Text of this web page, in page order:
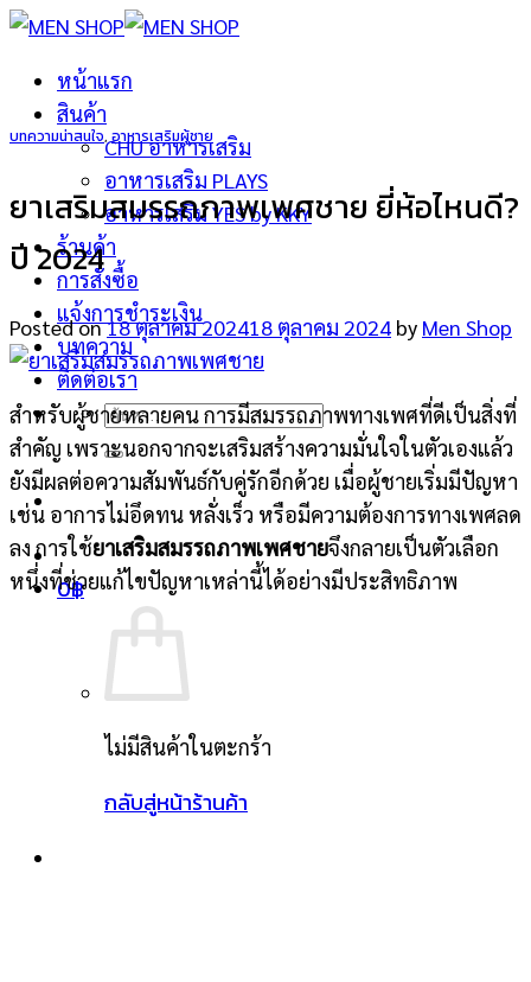
ข้าม
เนื้อหา
หน้าแรก
สินค้า
CHU อาหารเสริม
อาหารเสริม PLAYS
อาหารเสริม YES by KKY
ร้านค้า
การสั่งซื้อ
แจ้งการชำระเงิน
บทความ
ติดต่อเรา
ค้นหา:
0฿
ไม่มีสินค้าในตะกร้า
กลับสู่หน้าร้านค้า
บทความน่าสนใจ,อาหารเสริมผู้ชาย
ยาเสริมสมรรถภาพเพศชาย ยี่ห้อไหนดี?
ปี 2024
Posted on18 ตุลาคม 202418 ตุลาคม 2024 by Men Shop
สำหรับผู้ชายหลายคน การมีสมรรถภาพทางเพศที่ดีเป็นสิ่งที่
สำคัญ เพราะนอกจากจะเสริมสร้างความมั่นใจในตัวเองแล้ว
ยังมีผลต่อความสัมพันธ์กับคู่รักอีกด้วย เมื่อผู้ชายเริ่มมีปัญหา
เช่น อาการไม่อึดทน หลั่งเร็ว หรือมีความต้องการทางเพศลด
ลง การใช้ยาเสริมสมรรถภาพเพศชายจึงกลายเป็นตัวเลือก
หนึ่งที่ช่วยแก้ไขปัญหาเหล่านี้ได้อย่างมีประสิทธิภาพ